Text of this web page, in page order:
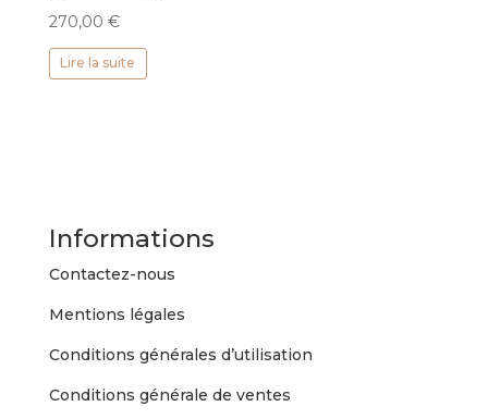
270,00 €
Lire la suite
Informations
Contactez-nous
Mentions légales
Conditions générales d’utilisation
Conditions générale de ventes